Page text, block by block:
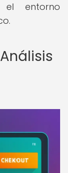
el entorno